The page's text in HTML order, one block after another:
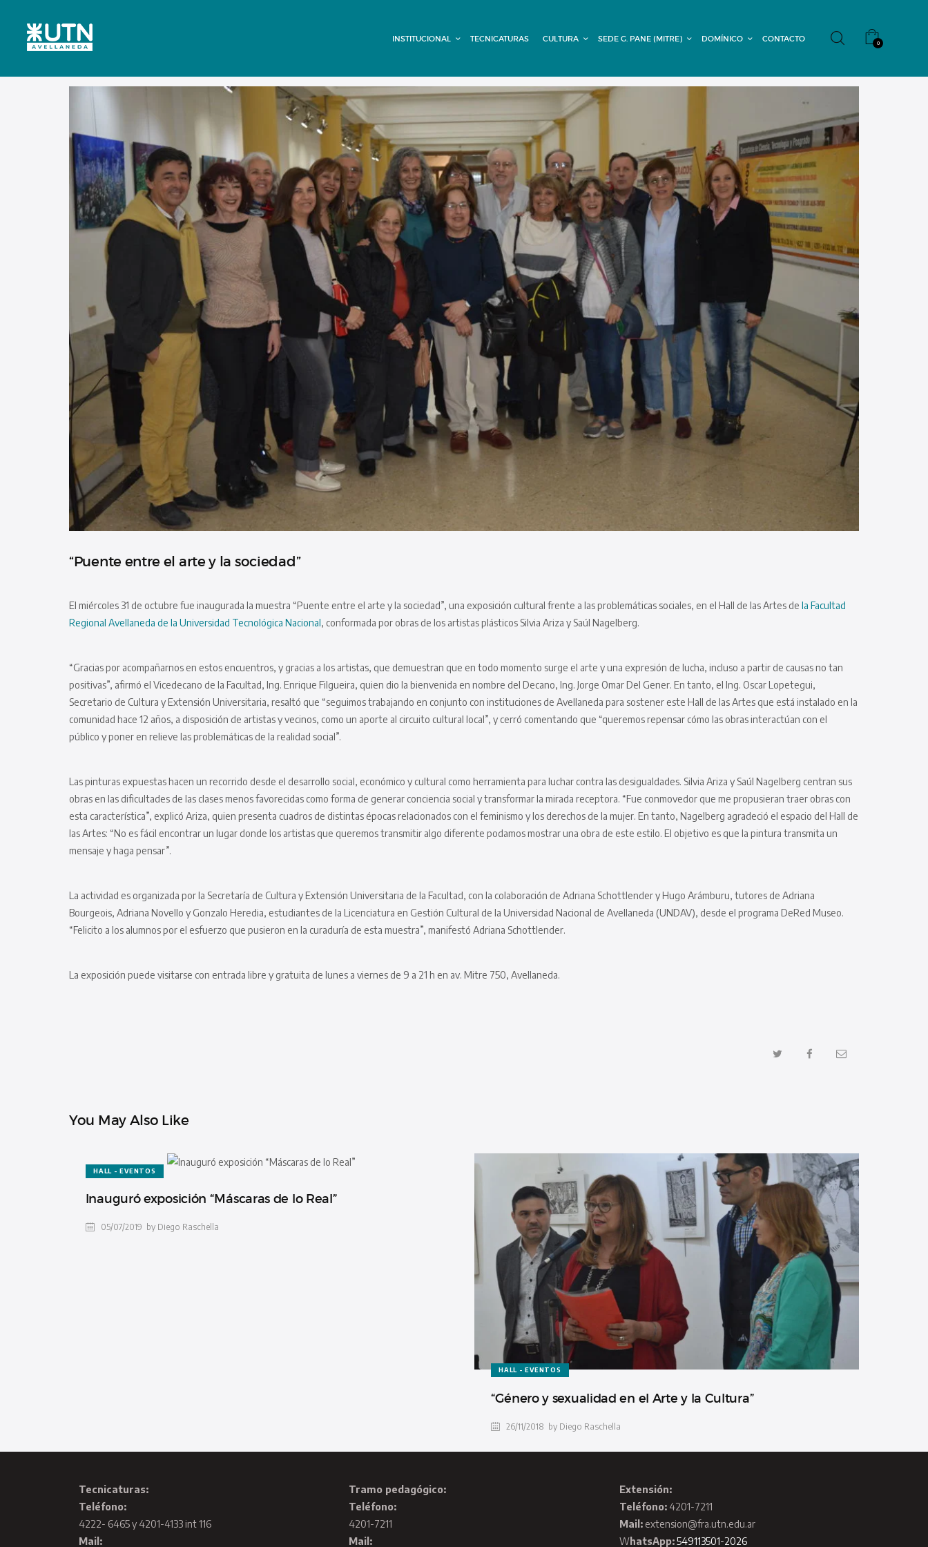
INSTITUCIONAL TECNICATURAS CULTURA SEDE G. PANE (MITRE) DOMÍNICO CONTACTO 0
CULTURA
SEDE G. PANE
(MITRE)
DOMÍNICO
CONTACTO
“Puente entre el arte y la sociedad”
El miércoles 31 de octubre fue inaugurada la muestra “Puente entre el arte y la sociedad”, una exposición cultural frente a las problemáticas sociales, en el Hall de las Artes de la Facultad
Regional Avellaneda de la Universidad Tecnológica Nacional, conformada por obras de los artistas plásticos Silvia Ariza y Saúl Nagelberg.
“Gracias por acompañarnos en estos encuentros, y gracias a los artistas, que demuestran que en todo momento surge el arte y una expresión de lucha, incluso a partir de causas no tan
positivas”, afirmó el Vicedecano de la Facultad, Ing. Enrique Filgueira, quien dio la bienvenida en nombre del Decano, Ing. Jorge Omar Del Gener. En tanto, el Ing. Oscar Lopetegui,
Secretario de Cultura y Extensión Universitaria, resaltó que “seguimos trabajando en conjunto con instituciones de Avellaneda para sostener este Hall de las Artes que está instalado en la
comunidad hace 12 años, a disposición de artistas y vecinos, como un aporte al circuito cultural local”, y cerró comentando que “queremos repensar cómo las obras interactúan con el
público y poner en relieve las problemáticas de la realidad social”.
Las pinturas expuestas hacen un recorrido desde el desarrollo social, económico y cultural como herramienta para luchar contra las desigualdades. Silvia Ariza y Saúl Nagelberg centran sus
obras en las dificultades de las clases menos favorecidas como forma de generar conciencia social y transformar la mirada receptora. “Fue conmovedor que me propusieran traer obras con
esta característica”, explicó Ariza, quien presenta cuadros de distintas épocas relacionados con el feminismo y los derechos de la mujer. En tanto, Nagelberg agradeció el espacio del Hall de
las Artes: “No es fácil encontrar un lugar donde los artistas que queremos transmitir algo diferente podamos mostrar una obra de este estilo. El objetivo es que la pintura transmita un
mensaje y haga pensar”.
La actividad es organizada por la Secretaría de Cultura y Extensión Universitaria de la Facultad, con la colaboración de Adriana Schottlender y Hugo Arámburu, tutores de Adriana
Bourgeois, Adriana Novello y Gonzalo Heredia, estudiantes de la Licenciatura en Gestión Cultural de la Universidad Nacional de Avellaneda (UNDAV), desde el programa DeRed Museo.
“Felicito a los alumnos por el esfuerzo que pusieron en la curaduría de esta muestra”, manifestó Adriana Schottlender.
La exposición puede visitarse con entrada libre y gratuita de lunes a viernes de 9 a 21 h en av. Mitre 750, Avellaneda.
You May Also Like
HALL - EVENTOS
Inauguró exposición “Máscaras de lo Real”
05/07/2019 by Diego Raschella
HALL - EVENTOS
“Género y sexualidad en el Arte y la Cultura”
26/11/2018 by Diego Raschella
Tecnicaturas:
Teléfono:
4222- 6465 y 4201-4133 int 116
Mail:
Tramo pedagógico:
Teléfono:
4201-7211
Mail:
Extensión:
Teléfono:4201-7211
Mail:extension@fra.utn.edu.ar
WhatsApp:549113501-2026